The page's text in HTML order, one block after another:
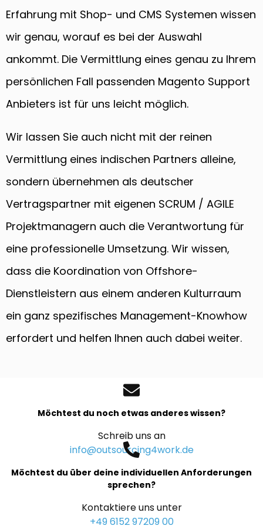
Erfahrung mit Shop- und CMS Systemen wissen
wir genau, worauf es bei der Auswahl
ankommt. Die Vermittlung eines genau zu Ihrem
persönlichen Fall passenden Magento Support
Anbieters ist für uns leicht möglich.
Wir lassen Sie auch nicht mit der reinen
Vermittlung eines indischen Partners alleine,
sondern übernehmen als deutscher
Vertragspartner mit eigenen SCRUM / AGILE
Projektmanagern auch die Verantwortung für
eine professionelle Umsetzung. Wir wissen,
dass die Koordination von Offshore-
Dienstleistern aus einem anderen Kulturraum
ein ganz spezifisches Management-Knowhow
erfordert und helfen Ihnen auch dabei weiter.
Möchtest du noch etwas anderes wissen?
Schreib uns an
info@outsourcing4work.de
Möchtest du über deine individuellen Anforderungen
sprechen?
Kontaktiere uns unter
+49 6152 97209 00